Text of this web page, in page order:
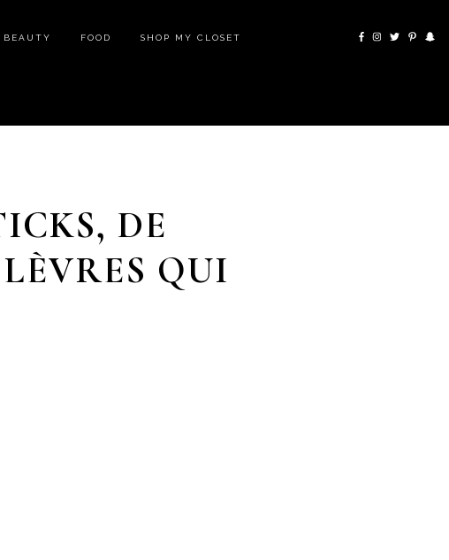
BEAUTY FOOD SHOP MY CLOSET
DE
QUI